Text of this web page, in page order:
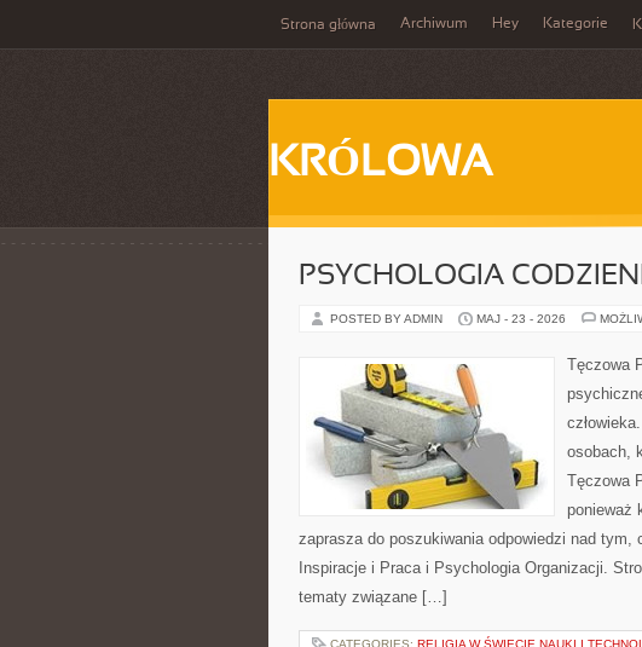
Strona główna Archiwum Hey Kategorie
KRÓLOWA
PSYCHOLOGIA
POSTED BY ADMIN MAJ - 23 - 2026
Tęczowa
osobach,
Tęczowa
ponieważ
zaprasza do poszukiwania odpowiedzi nad
Inspiracje i Praca i Psychologia Organizacji.
tematy związane […]
CATEGORIES: RELIGIA W ŚWIECIE NAUKI I